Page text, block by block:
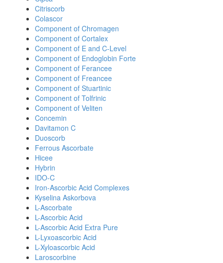
Citriscorb
Colascor
Component of Chromagen
Component of Cortalex
Component of E and C-Level
Component of Endoglobin Forte
Component of Ferancee
Component of Freancee
Component of Stuartinic
Component of Tolfrinic
Component of Veliten
Concemin
Davitamon C
Duoscorb
Ferrous Ascorbate
Hicee
Hybrin
IDO-C
Iron-Ascorbic Acid Complexes
Kyselina Askorbova
L-Ascorbate
L-Ascorbic Acid
L-Ascorbic Acid Extra Pure
L-Lyxoascorbic Acid
L-Xyloascorbic Acid
Laroscorbine